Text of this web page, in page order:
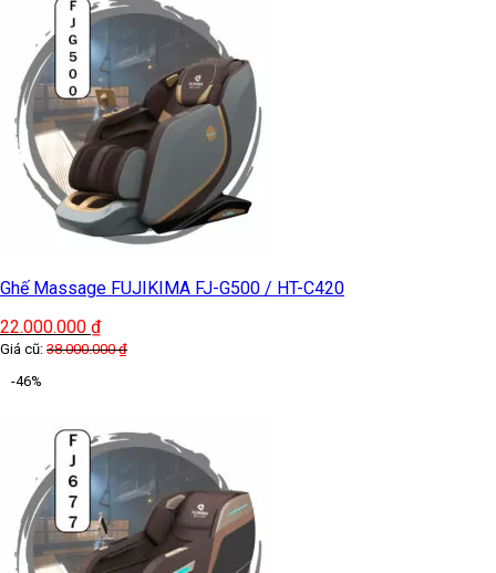
Ghế Massage FUJIKIMA FJ-G500 / HT-C420
22.000.000 ₫
Giá cũ: 38.000.000₫
-46%